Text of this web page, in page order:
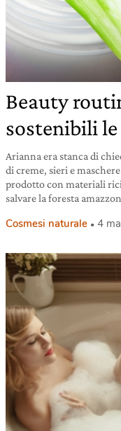
Beauty
sostenibili le
Arianna era stanca di
di creme, sieri e
prodotto con materiali
salvare la foresta
Cosmesi naturale 4